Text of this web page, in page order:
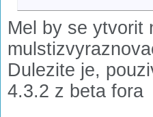
Mel by se ytvorit
Dulezite je,
4.3.2 z beta fora